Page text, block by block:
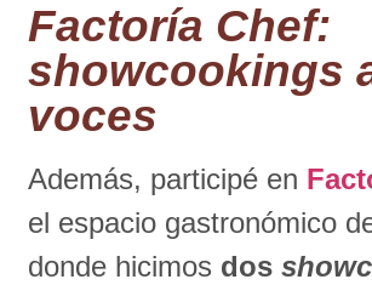
Factoría Chef:
showcookings
voces
Además, participé en
el espacio gastronómico
donde hicimos dos